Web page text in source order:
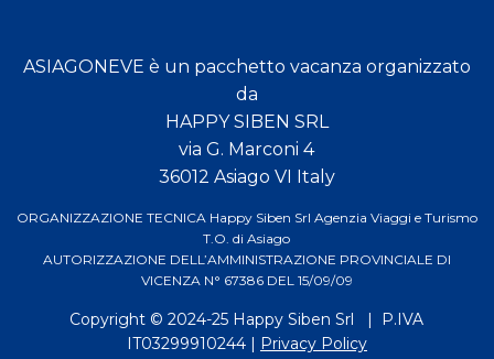
ASIAGONEVE è un pacchetto vacanza organizzato
da
HAPPY SIBEN SRL
via G. Marconi 4
36012 Asiago VI Italy
ORGANIZZAZIONE TECNICA Happy Siben Srl Agenzia Viaggi e Turismo
T.O. di Asiago
AUTORIZZAZIONE DELL’AMMINISTRAZIONE PROVINCIALE DI
VICENZA N° 67386 DEL 15/09/09
Copyright © 2024-25 Happy Siben Srl | P.IVA
IT03299910244 | Privacy Policy